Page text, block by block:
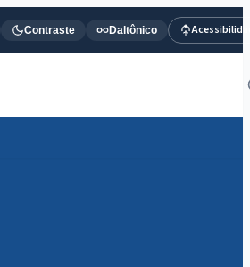
Contraste Daltônico